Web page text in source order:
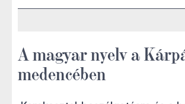
A magyar nyelv a
medencében